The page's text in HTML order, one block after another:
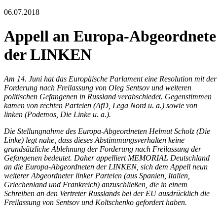
06.07.2018
Appell an Europa-Abgeordnete
der LINKEN
Am 14. Juni hat das Europäische Parlament eine Resolution mit der
Forderung nach Freilassung von Oleg Sentsov und weiteren
politischen Gefangenen in Russland verabschiedet. Gegenstimmen
kamen von rechten Parteien (AfD, Lega Nord u. a.) sowie von
linken (Podemos, Die Linke u. a.).
Die Stellungnahme des Europa-Abgeordneten Helmut Scholz (Die
Linke) legt nahe, dass dieses Abstimmungsverhalten keine
grundsätzliche Ablehnung der Forderung nach Freilassung der
Gefangenen bedeutet. Daher appelliert MEMORIAL Deutschland
an die Europa-Abgeordneten der LINKEN, sich dem Appell neun
weiterer Abgeordneter linker Parteien (aus Spanien, Italien,
Griechenland und Frankreich) anzuschließen, die in einem
Schreiben an den Vertreter Russlands bei der EU ausdrücklich die
Freilassung von Sentsov und Koltschenko gefordert haben.